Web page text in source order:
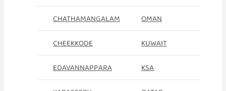
CHATHAMANGALAM
CHEEKKODE
EDAVANNAPPARA
OMAN
KUWAIT
KSA